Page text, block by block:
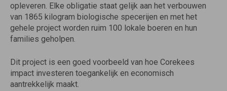
opleveren. Elke obligatie staat gelijk aan het verbouwen
van 1865 kilogram biologische specerijen en met het
gehele project worden ruim 100 lokale boeren en hun
families geholpen.
Dit project is een goed voorbeeld van hoe Corekees
impact investeren toegankelijk en economisch
aantrekkelijk maakt.